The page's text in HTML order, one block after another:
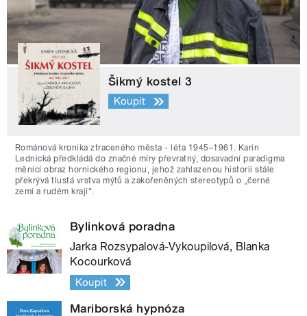
Šikmý kostel 3
Koupit
Románová kronika ztraceného města - léta 1945–1961. Karin
Lednická předkládá do značné míry převratný, dosavadní paradigma
měnící obraz hornického regionu, jehož zahlazenou historii stále
překrývá tlustá vrstva mýtů a zakořeněných stereotypů o „černé
zemi a rudém kraji“.
Bylinková poradna
Jarka Rozsypalová-Vykoupilová, Blanka
Kocourková
Koupit
Mariborská hypnóza